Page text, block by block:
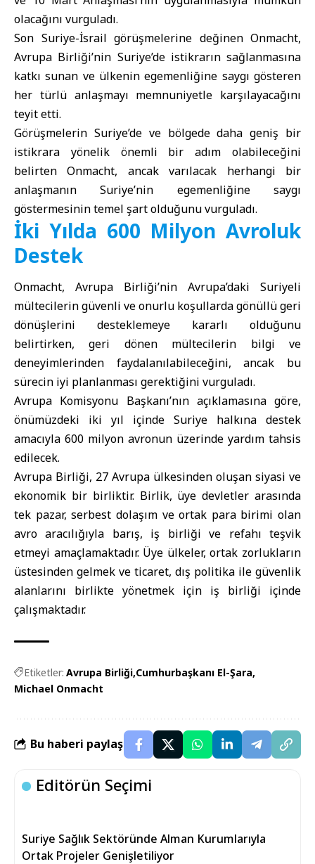
olacağını vurguladı.
Son Suriye-İsrail görüşmelerine değinen Onmacht,
Avrupa Birliği’nin Suriye’de istikrarın sağlanmasına
katkı sunan ve ülkenin egemenliğine saygı gösteren
her türlü anlaşmayı memnuniyetle karşılayacağını
teyit etti.
Görüşmelerin Suriye’de ve bölgede daha geniş bir
istikrara yönelik önemli bir adım olabileceğini
belirten Onmacht, ancak varılacak herhangi bir
anlaşmanın Suriye’nin egemenliğine saygı
göstermesinin temel şart olduğunu vurguladı.
İki Yılda 600 Milyon Avroluk
Destek
Onmacht, Avrupa Birliği’nin Avrupa’daki Suriyeli
mültecilerin güvenli ve onurlu koşullarda gönüllü geri
dönüşlerini desteklemeye kararlı olduğunu
belirtirken, geri dönen mültecilerin bilgi ve
deneyimlerinden faydalanılabileceğini, ancak bu
sürecin iyi planlanması gerektiğini vurguladı.
Avrupa Komisyonu Başkanı’nın açıklamasına göre,
önümüzdeki iki yıl içinde Suriye halkına destek
amacıyla 600 milyon avronun üzerinde yardım tahsis
edilecek.
Avrupa Birliği, 27 Avrupa ülkesinden oluşan siyasi ve
ekonomik bir birliktir. Birlik, üye devletler arasında
tek pazar, serbest dolaşım ve ortak para birimi olan
avro aracılığıyla barış, iş birliği ve refahı teşvik
etmeyi amaçlamaktadır. Üye ülkeler, ortak zorlukların
üstesinden gelmek ve ticaret, dış politika ile güvenlik
alanlarını birlikte yönetmek için iş birliği içinde
çalışmaktadır.
Etiketler: Avrupa Birliği Cumhurbaşkanı El-Şara
Michael Onmacht
Bu haberi paylaş
Editörün Seçimi
Suriye Sağlık Sektöründe Alman Kurumlarıyla
Ortak Projeler Genişletiliyor